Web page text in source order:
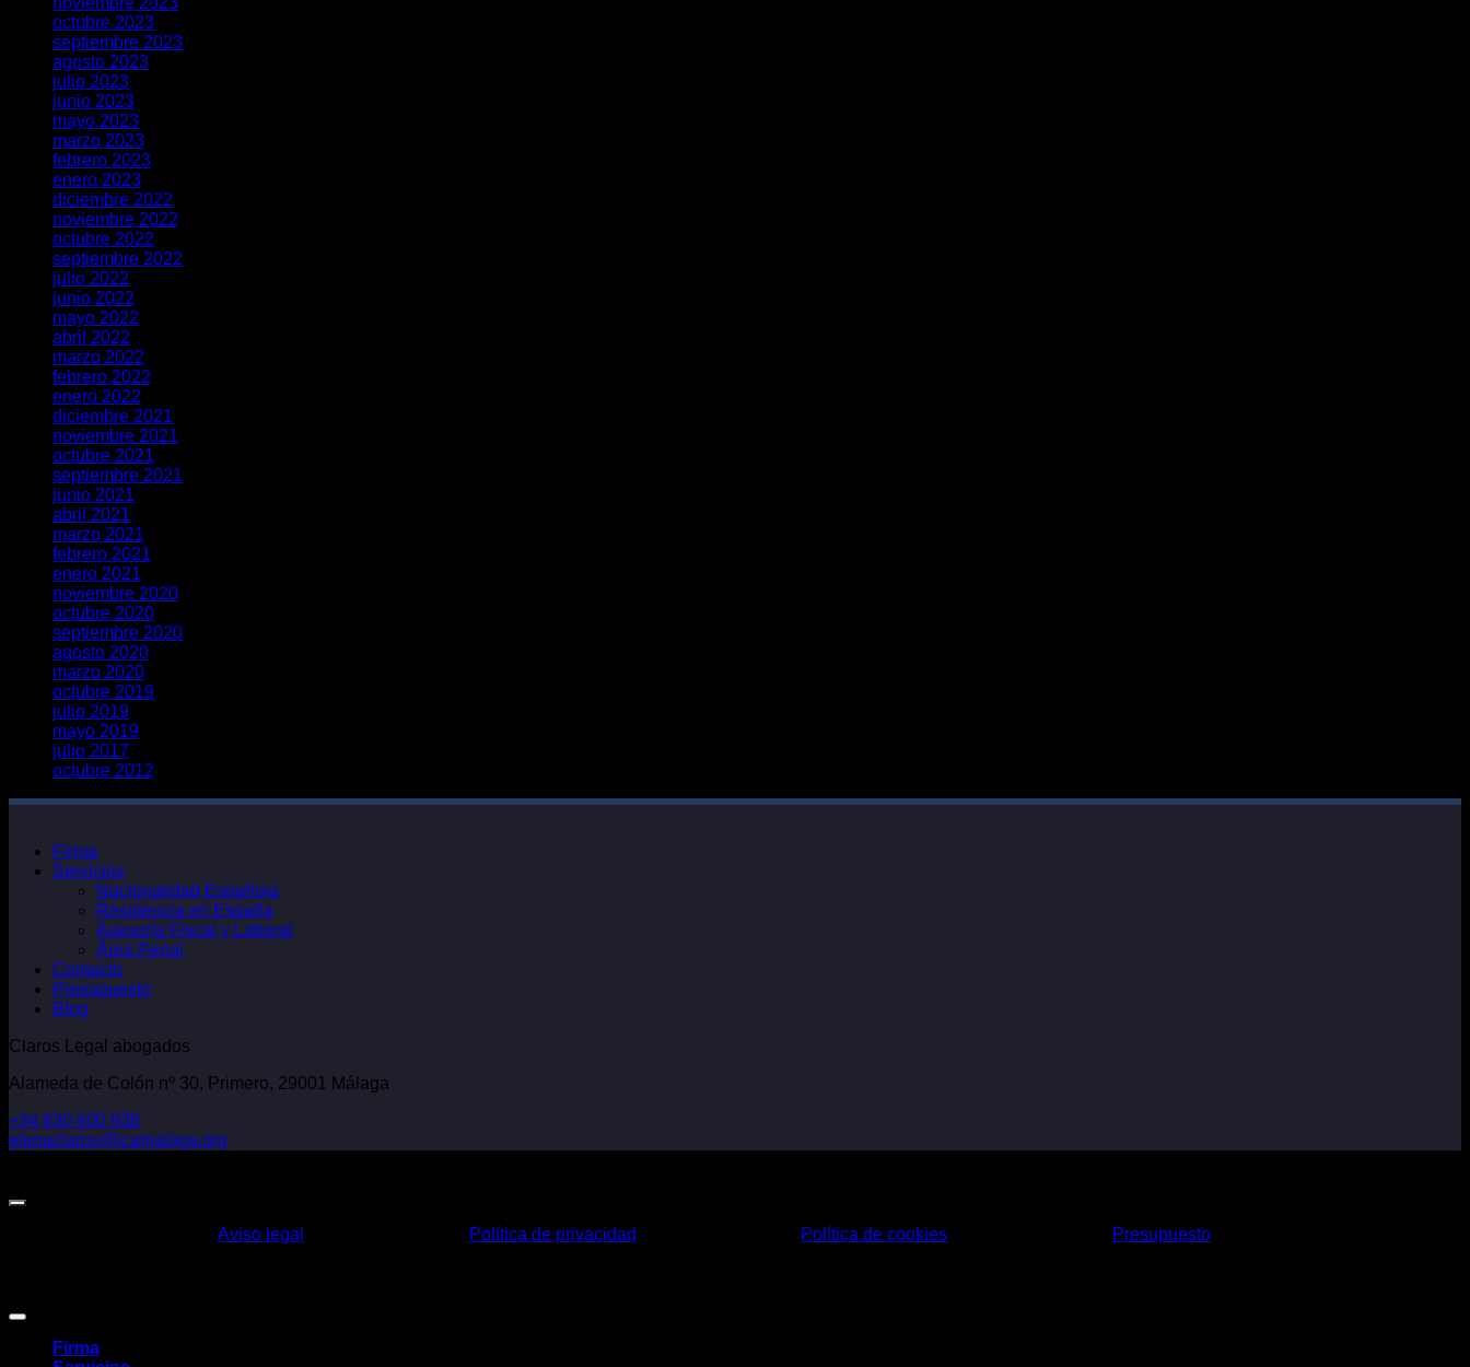
octubre 2023
septiembre 2023
agosto 2023
julio 2023
junio 2023
mayo 2023
marzo 2023
febrero 2023
enero 2023
diciembre 2022
noviembre 2022
octubre 2022
septiembre 2022
julio 2022
junio 2022
mayo 2022
abril 2022
marzo 2022
febrero 2022
enero 2022
diciembre 2021
noviembre 2021
octubre 2021
septiembre 2021
junio 2021
abril 2021
marzo 2021
febrero 2021
enero 2021
noviembre 2020
octubre 2020
septiembre 2020
agosto 2020
marzo 2020
octubre 2019
julio 2019
mayo 2019
julio 2017
octubre 2012
Firma
Servicios
Nacionalidad Española
Residencia en España
Asesoría Fiscal y Laboral
Área Penal
Contacto
Presupuesto
Blog
Claros Legal abogados
Alameda de Colón nº 30, Primero, 29001 Málaga
+34 630 600 938
elenaclaros@icamalaga.org
Aviso legal Política de privacidad Política de cookies Presupuesto
Firma